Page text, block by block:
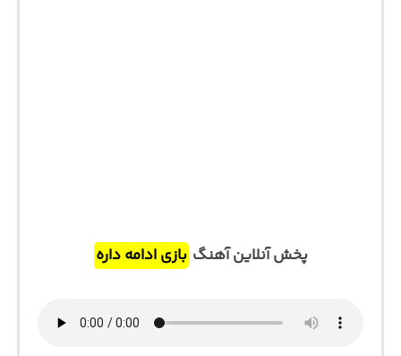
پخش آنلاین آهنگ بازی ادامه داره